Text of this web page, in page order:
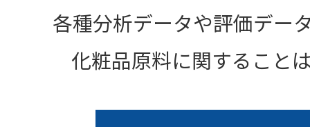
各種分析データや評価デー
化粧品原料に関すること